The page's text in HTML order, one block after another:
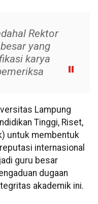
Rektor
yang
karya
Lampung
Tinggi, Riset,
untuk membentuk
internasional
guru besar
dugaan
akademik ini.